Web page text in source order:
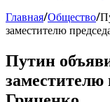
Главная/Общество/
заместителю
Путин
заместителю